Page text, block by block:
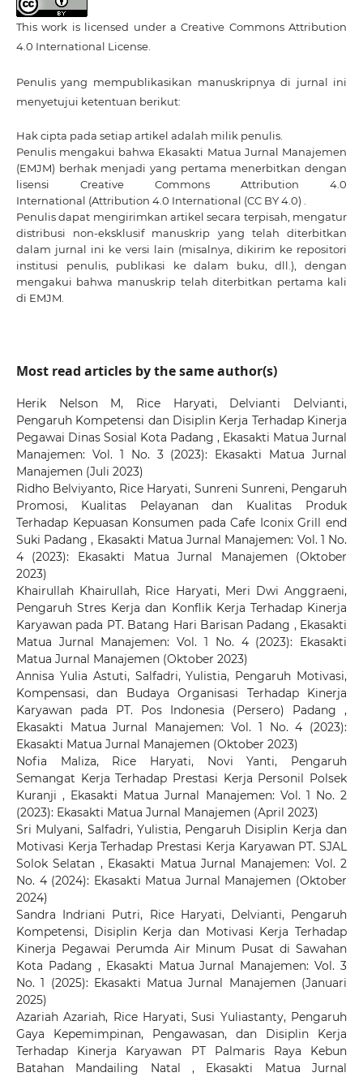
This work is licensed under aCreative Commons Attribution
4.0 International License.
Penulis yang mempublikasikan manuskripnya di jurnal ini
menyetujui ketentuan berikut:
Hak cipta pada setiap artikel adalah milik penulis.
Penulis mengakui bahwa Ekasakti Matua Jurnal Manajemen
(EMJM) berhak menjadi yang pertama menerbitkan dengan
lisensi Creative Commons Attribution 4.0
International (Attribution 4.0 International (CC BY 4.0) .
Penulis dapat mengirimkan artikel secara terpisah, mengatur
distribusi non-eksklusif manuskrip yang telah diterbitkan
dalam jurnal ini ke versi lain (misalnya, dikirim ke repositori
institusi penulis, publikasi ke dalam buku, dll.), dengan
mengakui bahwa manuskrip telah diterbitkan pertama kali
di EMJM.
Most read articles by the same author(s)
Herik Nelson M, Rice Haryati, Delvianti Delvianti,
Pengaruh Kompetensi dan Disiplin Kerja Terhadap Kinerja
Pegawai Dinas Sosial Kota Padang, Ekasakti Matua Jurnal
Manajemen: Vol. 1 No. 3 (2023): Ekasakti Matua Jurnal
Manajemen (Juli 2023)
Ridho Belviyanto, Rice Haryati, Sunreni Sunreni, Pengaruh
Promosi, Kualitas Pelayanan dan Kualitas Produk
Terhadap Kepuasan Konsumen pada Cafe Iconix Grill end
Suki Padang, Ekasakti Matua Jurnal Manajemen: Vol. 1 No.
4 (2023): Ekasakti Matua Jurnal Manajemen (Oktober
2023)
Khairullah Khairullah, Rice Haryati, Meri Dwi Anggraeni,
Pengaruh Stres Kerja dan Konflik Kerja Terhadap Kinerja
Karyawan pada PT. Batang Hari Barisan Padang , Ekasakti
Matua Jurnal Manajemen: Vol. 1 No. 4 (2023): Ekasakti
Matua Jurnal Manajemen (Oktober 2023)
Annisa Yulia Astuti, Salfadri, Yulistia, Pengaruh Motivasi,
Kompensasi, dan Budaya Organisasi Terhadap Kinerja
Karyawan pada PT. Pos Indonesia (Persero) Padang,
Ekasakti Matua Jurnal Manajemen: Vol. 1 No. 4 (2023):
Ekasakti Matua Jurnal Manajemen (Oktober 2023)
Nofia Maliza, Rice Haryati, Novi Yanti,
Pengaruh
Semangat Kerja Terhadap Prestasi Kerja Personil Polsek
Kuranji, Ekasakti Matua Jurnal Manajemen: Vol. 1 No. 2
(2023): Ekasakti Matua Jurnal Manajemen (April 2023)
Sri Mulyani, Salfadri, Yulistia, Pengaruh Disiplin Kerja dan
Motivasi Kerja Terhadap Prestasi Kerja Karyawan PT. SJAL
Solok Selatan , Ekasakti Matua Jurnal Manajemen: Vol. 2
No. 4 (2024): Ekasakti Matua Jurnal Manajemen (Oktober
2024)
Sandra Indriani Putri, Rice Haryati, Delvianti, Pengaruh
Kompetensi, Disiplin Kerja dan Motivasi Kerja Terhadap
Kinerja Pegawai Perumda Air Minum Pusat di Sawahan
Kota Padang , Ekasakti Matua Jurnal Manajemen: Vol. 3
No. 1 (2025): Ekasakti Matua Jurnal Manajemen (Januari
2025)
Azariah Azariah, Rice Haryati, Susi Yuliastanty, Pengaruh
Gaya Kepemimpinan, Pengawasan, dan Disiplin Kerja
Terhadap Kinerja Karyawan PT Palmaris Raya Kebun
Batahan Mandailing Natal , Ekasakti Matua Jurnal